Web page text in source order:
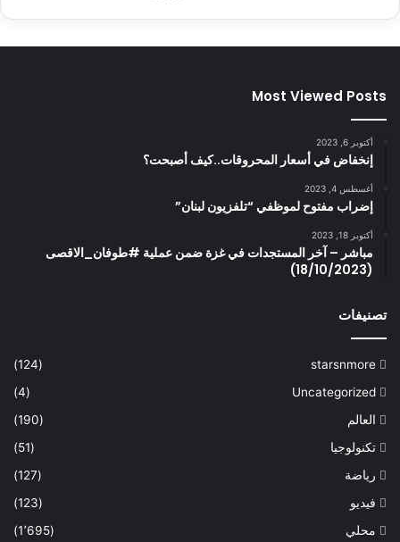
Most Viewed Posts
أكتوبر 6, 2023
إنخفاض في أسعار المحروقات..كيف أصبحت؟
أغسطس 4, 2023
إضراب مفتوح لموظفي “تلفزيون لبنان”
أكتوبر 18, 2023
مباشر – آخر المستجدات في غزة ضمن عملية #طوفان_الاقصى
(18/10/2023)
تصنيفات
starsnmore
(124)
Uncategorized
(4)
العالم
(190)
تكنولوجيا
(51)
رياضة
(127)
فيديو
(123)
محلي
(1٬695)